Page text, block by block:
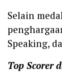
Selain
Speaking,
Top Scorer